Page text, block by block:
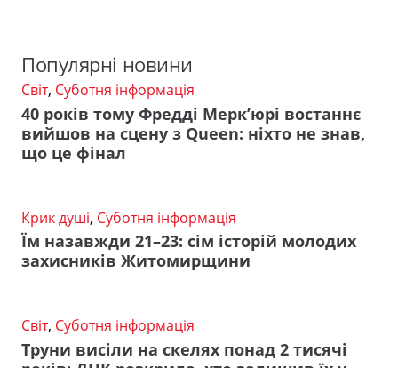
Популярні новини
Світ, Суботня інформація
40 років тому Фредді Мерк’юрі востаннє
вийшов на сцену з Queen: ніхто не знав,
що це фінал
Крик душі, Суботня інформація
Їм назавжди 21–23: сім історій молодих
захисників Житомирщини
Світ, Суботня інформація
Труни висіли на скелях понад 2 тисячі